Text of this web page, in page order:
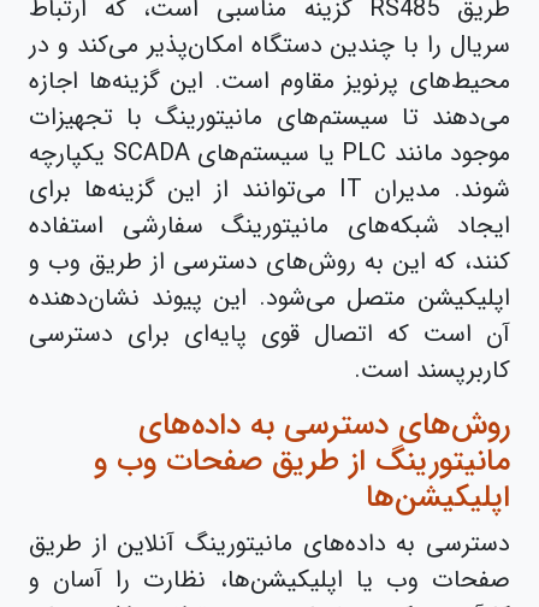
طریق RS485 گزینه مناسبی است، که ارتباط
سریال را با چندین دستگاه امکان‌پذیر می‌کند و در
محیط‌های پرنویز مقاوم است. این گزینه‌ها اجازه
می‌دهند تا سیستم‌های مانیتورینگ با تجهیزات
موجود مانند PLC یا سیستم‌های SCADA یکپارچه
شوند. مدیران IT می‌توانند از این گزینه‌ها برای
ایجاد شبکه‌های مانیتورینگ سفارشی استفاده
کنند، که این به روش‌های دسترسی از طریق وب و
اپلیکیشن متصل می‌شود. این پیوند نشان‌دهنده
آن است که اتصال قوی پایه‌ای برای دسترسی
کاربرپسند است.
روش‌های دسترسی به داده‌های
مانیتورینگ از طریق صفحات وب و
اپلیکیشن‌ها
دسترسی به داده‌های مانیتورینگ آنلاین از طریق
صفحات وب یا اپلیکیشن‌ها، نظارت را آسان و